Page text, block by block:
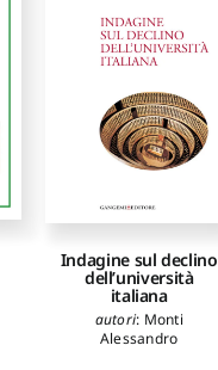
Indagine sul declino
dell’università
italiana
autori: Monti
Alessandro